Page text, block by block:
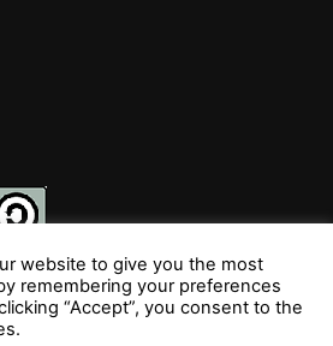
SÍGUENOS
website to give you the most
remembering your preferences
“Accept”, you consent to the